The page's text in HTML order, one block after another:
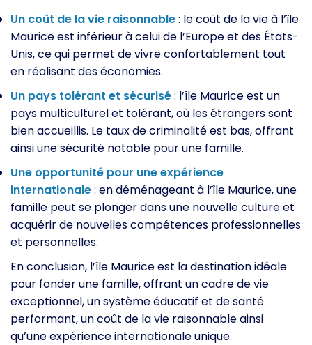
Un coût de la vie raisonnable: le coût de la vie à l’île
Maurice est inférieur à celui de l’Europe et des États-
Unis, ce qui permet de vivre confortablement tout
en réalisant des économies.
Un pays tolérant et sécurisé: l’île Maurice est un
pays multiculturel et tolérant, où les étrangers sont
bien accueillis. Le taux de criminalité est bas, offrant
ainsi une sécurité notable pour une famille.
Une opportunité pour une expérience
internationale: en déménageant à l’île Maurice, une
famille peut se plonger dans une nouvelle culture et
acquérir de nouvelles compétences professionnelles
et personnelles.
En conclusion, l’île Maurice est la destination idéale
pour fonder une famille, offrant un cadre de vie
exceptionnel, un système éducatif et de santé
performant, un coût de la vie raisonnable ainsi
qu’une expérience internationale unique.